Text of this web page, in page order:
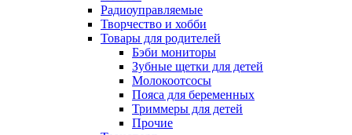
Радиоуправляемые
Творчество и хобби
Товары для родителей
Бэби мониторы
Зубные щетки для детей
Молокоотсосы
Пояса для беременных
Триммеры для детей
Прочие